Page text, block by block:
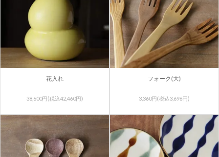
花入れ
38,600円(税込42,460円)
フォーク(大)
3,360円(税込3,696円)